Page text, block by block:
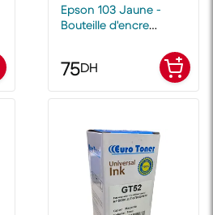
Epson 103 Jaune -
Bouteille d'encre
75DH